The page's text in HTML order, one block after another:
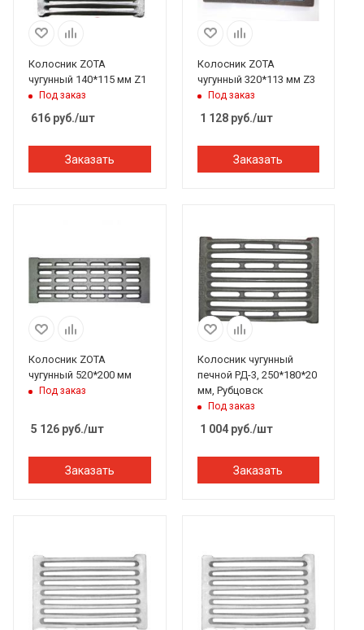
Колосник ZOTA
чугунный 140*115 мм Z1
Под заказ
616 руб./шт
Заказать
Колосник ZOTA
чугунный 320*113 мм Z3
Под заказ
1 128руб./шт
Заказать
Колосник ZOTA
чугунный 520*200 мм
Под заказ
5 126 руб./шт
Заказать
Колосник чугунный
печной РД-3, 250*180*20
мм, Рубцовск
Под заказ
1 004руб./шт
Заказать